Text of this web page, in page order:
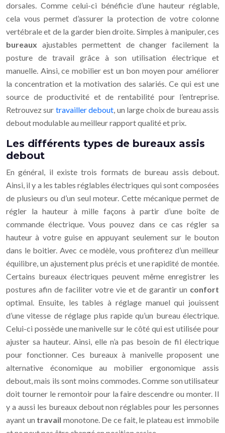
dorsales. Comme celui-ci bénéficie d’une hauteur réglable,
cela vous permet d’assurer la protection de votre colonne
vertébrale et de la garder bien droite. Simples à manipuler, ces
bureaux ajustables permettent de changer facilement la
posture de travail grâce à son utilisation électrique et
manuelle. Ainsi, ce mobilier est un bon moyen pour améliorer
la concentration et la motivation des salariés. Ce qui est une
source de productivité et de rentabilité pour l’entreprise.
Retrouvez sur travailler debout, un large choix de bureau assis
debout modulable au meilleur rapport qualité et prix.
Les différents types de bureaux assis
debout
En général, il existe trois formats de bureau assis debout.
Ainsi, il y a les tables réglables électriques qui sont composées
de plusieurs ou d’un seul moteur. Cette mécanique permet de
régler la hauteur à mille façons à partir d’une boîte de
commande électrique. Vous pouvez dans ce cas régler sa
hauteur à votre guise en appuyant seulement sur le bouton
dans le boitier. Avec ce modèle, vous profiterez d’un meilleur
équilibre, un ajustement plus précis et une rapidité de montée.
Certains bureaux électriques peuvent même enregistrer les
postures afin de faciliter votre vie et de garantir un confort
optimal. Ensuite, les tables à réglage manuel qui jouissent
d’une vitesse de réglage plus rapide qu’un bureau électrique.
Celui-ci possède une manivelle sur le côté qui est utilisée pour
ajuster sa hauteur. Ainsi, elle n’a pas besoin de fil électrique
pour fonctionner. Ces bureaux à manivelle proposent une
alternative économique au mobilier ergonomique assis
debout, mais ils sont moins commodes. Comme son utilisateur
doit tourner le remontoir pour la faire descendre ou monter. Il
y a aussi les bureaux debout non réglables pour les personnes
ayant un travail monotone. De ce fait, le plateau est immobile